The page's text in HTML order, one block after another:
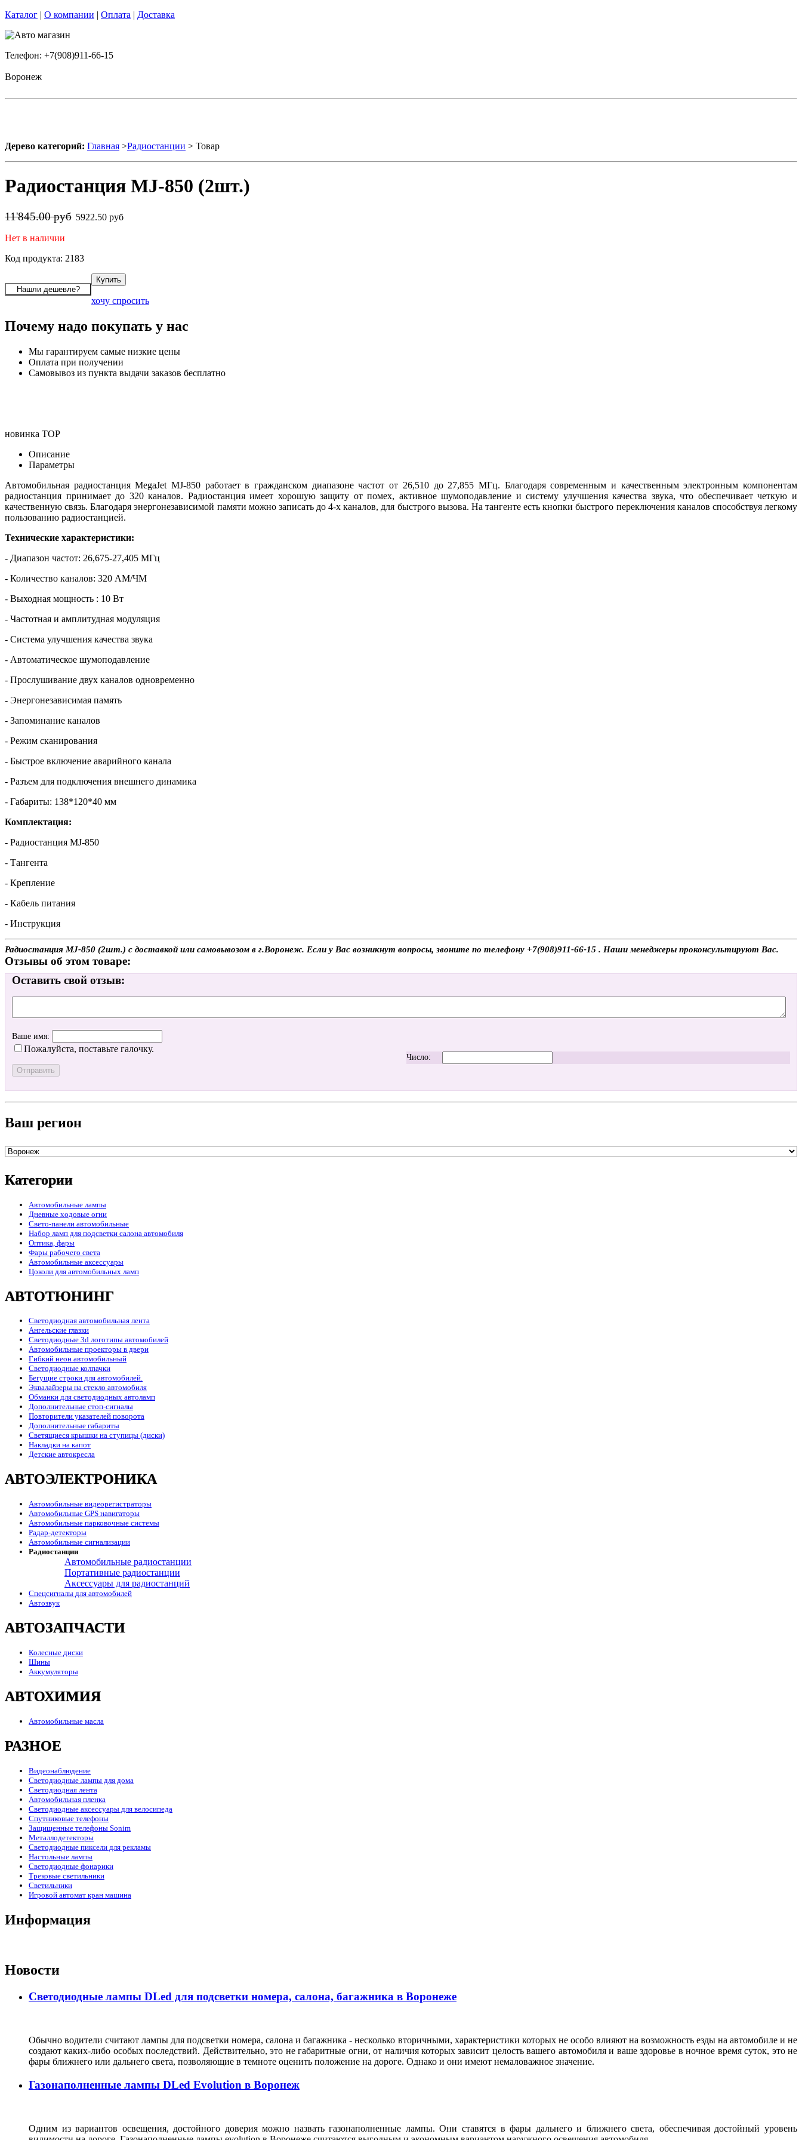
Каталог | О компании | Оплата | Доставка
Телефон: +7(908)911-66-15
Воронеж
Дерево категорий: Главная >Радиостанции > Товар
Радиостанция MJ-850 (2шт.)
11'845.00 руб 5922.50 руб
Нет в наличии
Код продукта: 2183
хочу спросить
Почему надо покупать у нас
Мы гарантируем самые низкие цены
Оплата при получении
Самовывоз из пункта выдачи заказов бесплатно
новинка TOP
Описание
Параметры
Автомобильная радиостанция MegaJet MJ-850 работает в гражданском диапазоне частот от 26,510 до 27,855 МГц. Благодаря современным и качественным электронным компонентам
радиостанция принимает до 320 каналов. Радиостанция имеет хорошую защиту от помех, активное шумоподавление и систему улучшения качества звука, что обеспечивает четкую и
качественную связь. Благодаря энергонезависимой памяти можно записать до 4-х каналов, для быстрого вызова. На тангенте есть кнопки быстрого переключения каналов способствуя легкому
пользованию радиостанцией.
Технические характеристики:
- Диапазон частот: 26,675-27,405 МГц
- Количество каналов: 320 АМ/ЧМ
- Выходная мощность : 10 Вт
- Частотная и амплитудная модуляция
- Система улучшения качества звука
- Автоматическое шумоподавление
- Прослушивание двух каналов одновременно
- Энергонезависимая память
- Запоминание каналов
- Режим сканирования
- Быстрое включение аварийного канала
- Разъем для подключения внешнего динамика
- Габариты: 138*120*40 мм
Комплектация:
- Радиостанция MJ-850
- Тангента
- Крепление
- Кабель питания
- Инструкция
Радиостанция MJ-850 (2шт.) с доставкой или самовывозом в г.Воронеж. Если у Вас возникнут вопросы, звоните по телефону +7(908)911-66-15 . Наши менеджеры проконсультируют Вас.
Отзывы об этом товаре:
Оставить свой отзыв:
Ваше имя:
Пожалуйста, поставьте галочку.
Число:
Ваш регион
Категории
Автомобильные лампы
Дневные ходовые огни
Свето-панели автомобильные
Набор ламп для подсветки салона автомобиля
Оптика, фары
Фары рабочего света
Автомобильные аксессуары
Цоколи для автомобильных ламп
АВТОТЮНИНГ
Светодиодная автомобильная лента
Ангельские глазки
Светодиодные 3d логотипы автомобилей
Автомобильные проекторы в двери
Гибкий неон автомобильный
Светодиодные колпачки
Бегущие строки для автомобилей.
Эквалайзеры на стекло автомобиля
Обманки для светодиодных автоламп
Дополнительные стоп-сигналы
Повторители указателей поворота
Дополнительные габариты
Светящиеся крышки на ступицы (диски)
Накладки на капот
Детские автокресла
АВТОЭЛЕКТРОНИКА
Автомобильные видеорегистраторы
Автомобильные GPS навигаторы
Автомобильные парковочные системы
Радар-детекторы
Автомобильные сигнализации
Радиостанции
Автомобильные радиостанции
Портативные радиостанции
Аксессуары для радиостанций
Спецсигналы для автомобилей
Автозвук
АВТОЗАПЧАСТИ
Колесные диски
Шины
Аккумуляторы
АВТОХИМИЯ
Автомобильные масла
РАЗНОЕ
Видеонаблюдение
Светодиодные лампы для дома
Светодиодная лента
Автомобильная пленка
Светодиодные аксессуары для велосипеда
Спутниковые телефоны
Защищенные телефоны Sonim
Металлодетекторы
Светодиодные пиксели для рекламы
Настольные лампы
Светодиодные фонарики
Трековые светильники
Светильники
Игровой автомат кран машина
Информация
Новости
Светодиодные лампы DLed для подсветки номера, салона, багажника в Воронеже
Обычно водители считают лампы для подсветки номера, салона и багажника - несколько вторичными, характеристики которых не особо влияют на возможность езды на автомобиле и не
создают каких-либо особых последствий. Действительно, это не габаритные огни, от наличия которых зависит целость вашего автомобиля и ваше здоровье в ночное время суток, это не
фары ближнего или дальнего света, позволяющие в темноте оценить положение на дороге. Однако и они имеют немаловажное значение.
Газонаполненные лампы DLed Evolution в Воронеж
Одним из вариантов освещения, достойного доверия можно назвать газонаполненные лампы. Они ставятся в фары дальнего и ближнего света, обеспечивая достойный уровень